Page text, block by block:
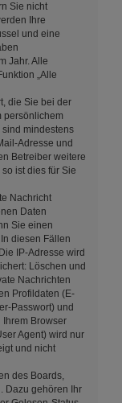
Sie nicht
Ihre
und eine
Jahr. Alle
„Alle
die Sie bei der
persönlichem
mindestens
Adresse und
Betreiber weitere
ist dies für Sie
Nachricht
Daten
Sie einen
diesen Fällen
IP-Adresse wird
Löschen und
Nachrichten
Profildaten (E-
Passwort) und
Browser
Agent) wird nur
und nicht
des Boards,
Dazu gehören Ihr